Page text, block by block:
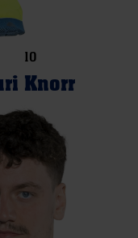
10
Knorr